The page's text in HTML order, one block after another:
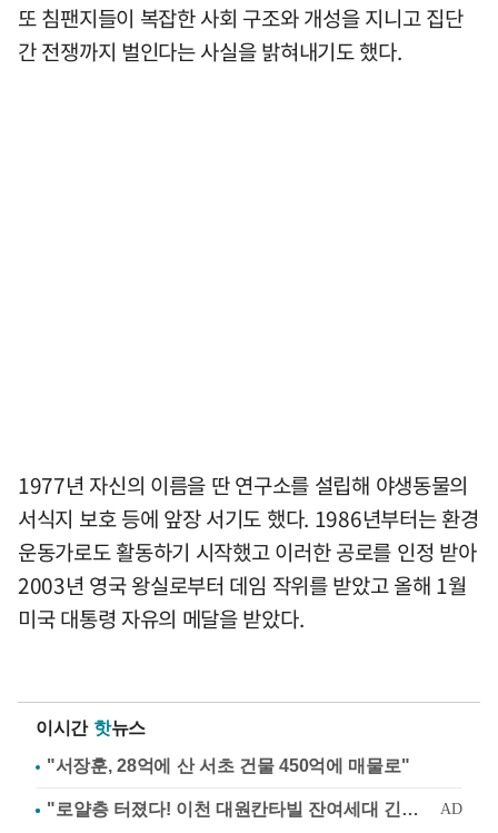
또 침팬지들이 복잡한 사회 구조와 개성을 지니고 집단
간 전쟁까지 벌인다는 사실을 밝혀내기도 했다.
1977년 자신의 이름을 딴 연구소를 설립해 야생동물의
서식지 보호 등에 앞장 서기도 했다. 1986년부터는 환경
운동가로도 활동하기 시작했고 이러한 공로를 인정 받아
2003년 영국 왕실로부터 데임 작위를 받았고 올해 1월
미국 대통령 자유의 메달을 받았다.
이시간 핫뉴스
"서장훈, 28억에 산 서초 건물 450억에 매물로"